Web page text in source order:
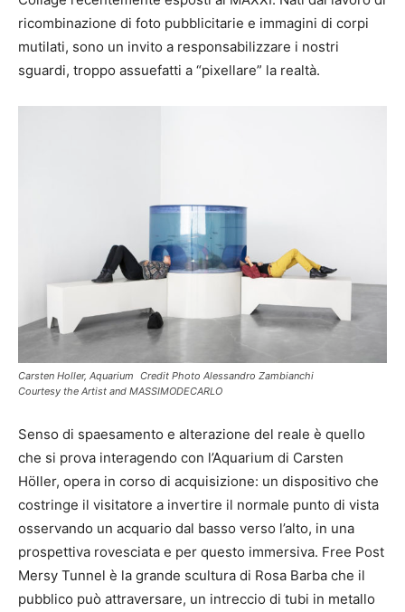
ricombinazione di foto pubblicitarie e immagini di corpi
mutilati, sono un invito a responsabilizzare i nostri
sguardi, troppo assuefatti a “pixellare” la realtà.
Carsten Holler, Aquarium Credit Photo Alessandro Zambianchi
Courtesy the Artist and MASSIMODECARLO
Senso di spaesamento e alterazione del reale è quello
che si prova interagendo con l’Aquarium di Carsten
Höller, opera in corso di acquisizione: un dispositivo che
costringe il visitatore a invertire il normale punto di vista
osservando un acquario dal basso verso l’alto, in una
prospettiva rovesciata e per questo immersiva. Free Post
Mersy Tunnel è la grande scultura di Rosa Barba che il
pubblico può attraversare, un intreccio di tubi in metallo